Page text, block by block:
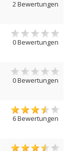
2 Bewertungen
0 Bewertungen
0 Bewertungen
6 Bewertungen